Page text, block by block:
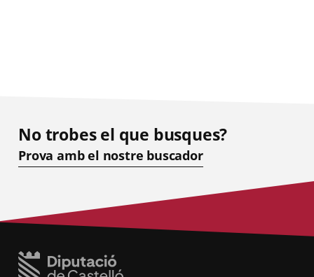
No trobes el que busques?
Prova amb el nostre buscador